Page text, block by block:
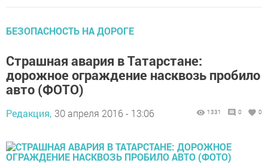
БЕЗОПАСНОСТЬ НА ДОРОГЕ
Страшная авария в Татарстане:
дорожное ограждение насквозь пробило
авто (ФОТО)
Редакция, 30 апреля 2016 - 13:06 1331 0 0